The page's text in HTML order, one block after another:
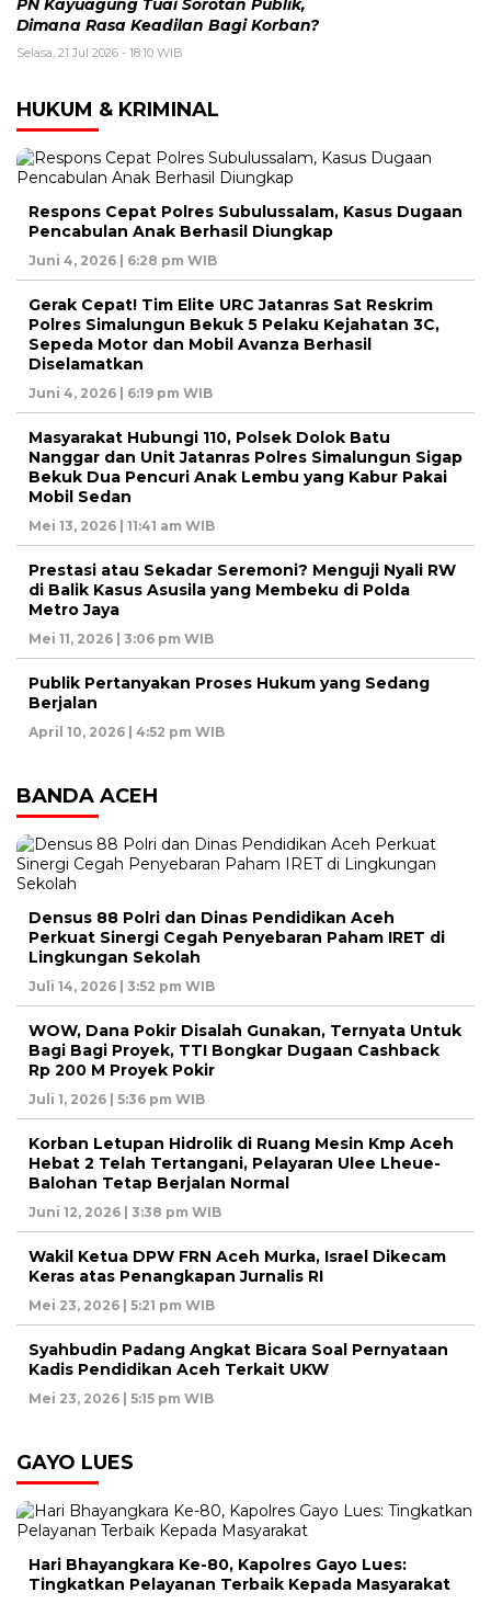
PN Kayuagung Tuai Sorotan Publik,
Dimana Rasa Keadilan Bagi Korban?
Selasa, 21 Jul 2026 - 18:10 WIB
HUKUM & KRIMINAL
Respons Cepat Polres Subulussalam, Kasus Dugaan
Pencabulan Anak Berhasil Diungkap
Juni 4, 2026 | 6:28 pm WIB
Gerak Cepat! Tim Elite URC Jatanras Sat Reskrim
Polres Simalungun Bekuk 5 Pelaku Kejahatan 3C,
Sepeda Motor dan Mobil Avanza Berhasil
Diselamatkan
Juni 4, 2026 | 6:19 pm WIB
Masyarakat Hubungi 110, Polsek Dolok Batu
Nanggar dan Unit Jatanras Polres Simalungun Sigap
Bekuk Dua Pencuri Anak Lembu yang Kabur Pakai
Mobil Sedan
Mei 13, 2026 | 11:41 am WIB
Prestasi atau Sekadar Seremoni? Menguji Nyali RW
di Balik Kasus Asusila yang Membeku di Polda
Metro Jaya
Mei 11, 2026 | 3:06 pm WIB
Publik Pertanyakan Proses Hukum yang Sedang
Berjalan
April 10, 2026 | 4:52 pm WIB
BANDA ACEH
Densus 88 Polri dan Dinas Pendidikan Aceh
Perkuat Sinergi Cegah Penyebaran Paham IRET di
Lingkungan Sekolah
Juli 14, 2026 | 3:52 pm WIB
WOW, Dana Pokir Disalah Gunakan, Ternyata Untuk
Bagi Bagi Proyek, TTI Bongkar Dugaan Cashback
Rp 200 M Proyek Pokir
Juli 1, 2026 | 5:36 pm WIB
Korban Letupan Hidrolik di Ruang Mesin Kmp Aceh
Hebat 2 Telah Tertangani, Pelayaran Ulee Lheue-
Balohan Tetap Berjalan Normal
Juni 12, 2026 | 3:38 pm WIB
Wakil Ketua DPW FRN Aceh Murka, Israel Dikecam
Keras atas Penangkapan Jurnalis RI
Mei 23, 2026 | 5:21 pm WIB
Syahbudin Padang Angkat Bicara Soal Pernyataan
Kadis Pendidikan Aceh Terkait UKW
Mei 23, 2026 | 5:15 pm WIB
GAYO LUES
Hari Bhayangkara Ke-80, Kapolres Gayo Lues:
Tingkatkan Pelayanan Terbaik Kepada Masyarakat